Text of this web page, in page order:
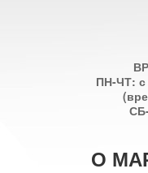
ПН-ЧТ: с
О